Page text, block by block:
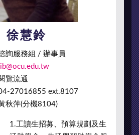
徐慧鈴
詢服務組 / 辦事員
lib@ocu.edu.tw
覽流通
27016855 ext.8107
秋萍(分機8104)
1.工讀生招募、預算規劃及生